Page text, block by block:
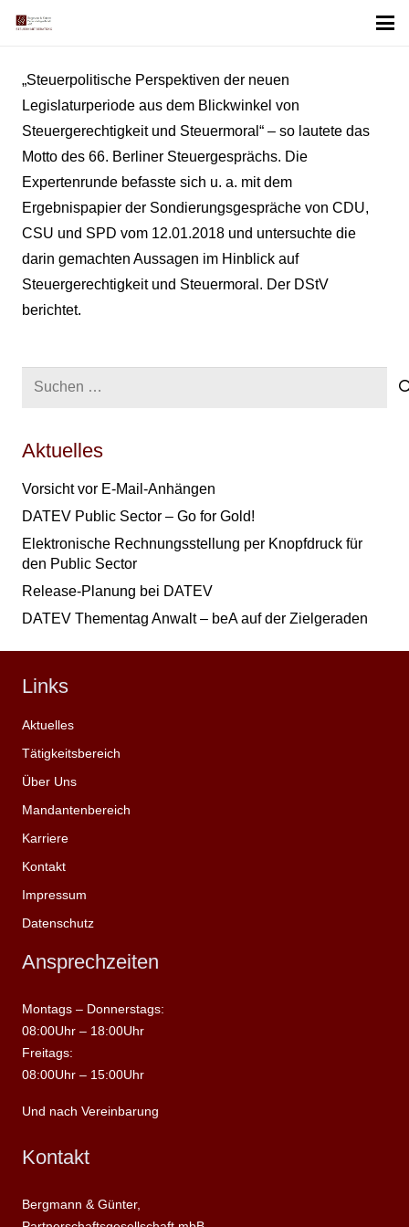
„Steuerpolitische Perspektiven der neuen
Legislaturperiode aus dem Blickwinkel von
Steuergerechtigkeit und Steuermoral“ – so lautete das
Motto des 66. Berliner Steuergesprächs. Die
Expertenrunde befasste sich u. a. mit dem
Ergebnispapier der Sondierungsgespräche von CDU,
CSU und SPD vom 12.01.2018 und untersuchte die
darin gemachten Aussagen im Hinblick auf
Steuergerechtigkeit und Steuermoral. Der DStV
berichtet.
Suchen
Aktuelles
Vorsicht vor E-Mail-Anhängen
DATEV Public Sector – Go for Gold!
Elektronische Rechnungsstellung per Knopfdruck für
den Public Sector
Release-Planung bei DATEV
DATEV Thementag Anwalt – beA auf der Zielgeraden
Links
Aktuelles
Tätigkeitsbereich
Über Uns
Mandantenbereich
Karriere
Kontakt
Impressum
Datenschutz
Ansprechzeiten
Montags – Donnerstags:
08:00Uhr – 18:00Uhr
Freitags:
08:00Uhr – 15:00Uhr
Und nach Vereinbarung
Kontakt
Bergmann & Günter,